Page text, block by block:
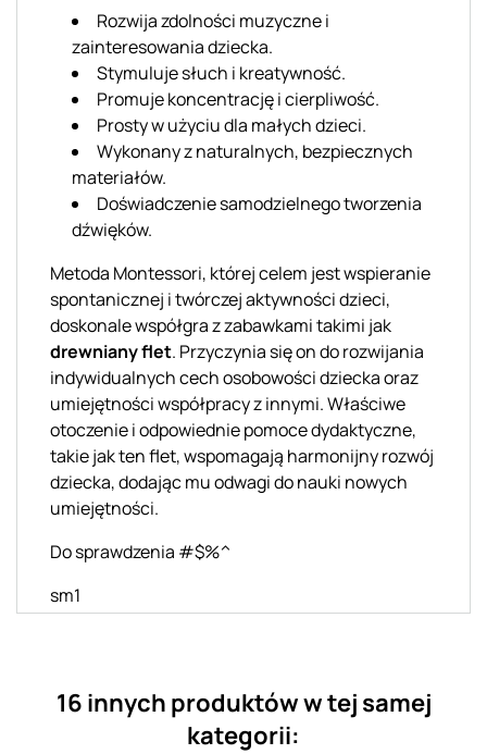
Rozwija zdolności muzyczne i
zainteresowania dziecka.
Stymuluje słuch i kreatywność.
Promuje koncentrację i cierpliwość.
Prosty w użyciu dla małych dzieci.
Wykonany z naturalnych, bezpiecznych
materiałów.
Doświadczenie samodzielnego tworzenia
dźwięków.
Metoda Montessori, której celem jest wspieranie
spontanicznej i twórczej aktywności dzieci,
doskonale współgra z zabawkami takimi jak
drewniany flet. Przyczynia się on do rozwijania
indywidualnych cech osobowości dziecka oraz
umiejętności współpracy z innymi. Właściwe
otoczenie i odpowiednie pomoce dydaktyczne,
takie jak ten flet, wspomagają harmonijny rozwój
dziecka, dodając mu odwagi do nauki nowych
umiejętności.
Do sprawdzenia #$%^
sm1
16 innych produktów w tej samej
kategorii: